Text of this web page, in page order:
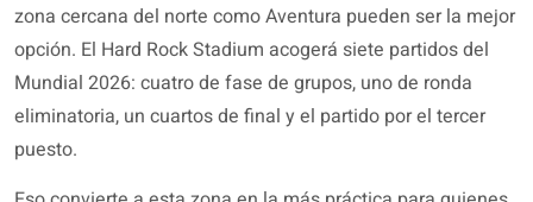
zona cercana del norte como Aventura pueden ser la mejor
opción. El Hard Rock Stadium acogerá siete partidos del
Mundial 2026: cuatro de fase de grupos, uno de ronda
eliminatoria, un cuartos de final y el partido por el tercer
puesto.